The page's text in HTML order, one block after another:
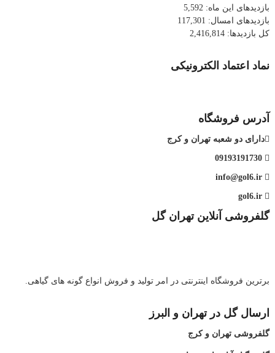
بازدیدهای این ماه: 5,592
بازدیدهای امسال: 117,301
کل بازدیدها: 2,416,814
نماد اعتماد الکترونیکی
آدرس فروشگاه
دارای دو شعبه تهران و کرج
گلفروشی آنلاین تهران گل
برترین فروشگاه اینترنتی در امر تولید و فروش انواع گونه های گیاهی.
ارسال گل در تهران و البرز
گلفروشی تهران و کرج